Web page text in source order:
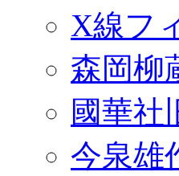
X線フ
森岡柳
國華社
今泉雄